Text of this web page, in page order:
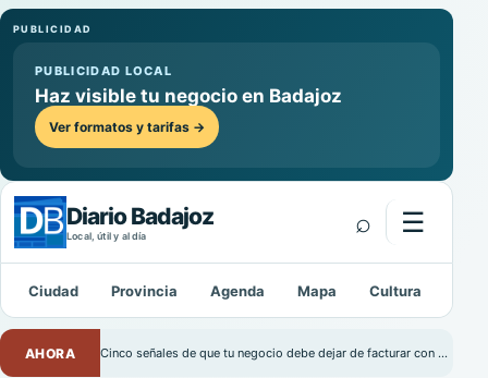
PUBLICIDAD
PUBLICIDAD LOCAL
Haz visible tu negocio en Badajoz
Ver formatos y tarifas →
Diario Badajoz
Local, útil y al día ⌕ ☰Abrir
Buscar:
Ciudad Provincia Agenda Mapa Cultura
AHORA Cinco señales de que tu negocio debe dejar de facturar con Excel